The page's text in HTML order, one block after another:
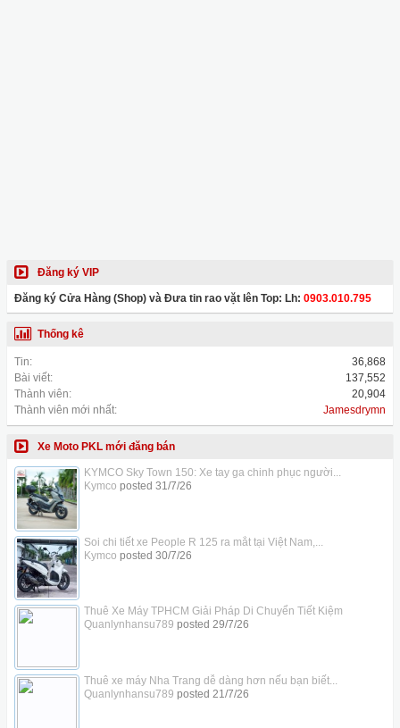
Đăng ký VIP
Đăng ký Cửa Hàng (Shop) và Đưa tin rao vặt lên Top: Lh: 0903.010.795
Thống kê
Tin:
36,868
Bài viết:
137,552
Thành viên:
20,904
Thành viên mới nhất:
Jamesdrymn
Xe Moto PKL mới đăng bán
KYMCO Sky Town 150: Xe tay ga chinh phục người...
Kymco posted 31/7/26
Soi chi tiết xe People R 125 ra mắt tại Việt Nam,...
Kymco posted 30/7/26
Thuê Xe Máy TPHCM Giải Pháp Di Chuyển Tiết Kiệm
Quanlynhansu789 posted 29/7/26
Thuê xe máy Nha Trang dễ dàng hơn nếu bạn biết...
Quanlynhansu789 posted 21/7/26